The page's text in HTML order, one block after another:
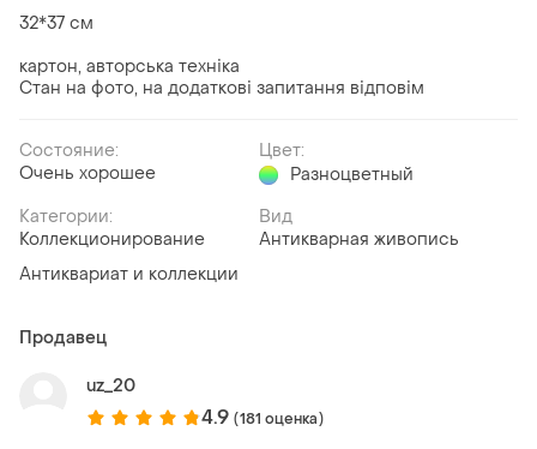
32*37 см
картон, авторська техніка
Стан на фото, на додаткові запитання відповім
Состояние:
Очень хорошее
Цвет:
Разноцветный
Категории:
Коллекционирование
Антиквариат и коллекции
Вид
Антикварная живопись
Продавец
uz_20
4.9 (181 оценка)